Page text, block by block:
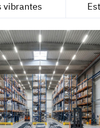
vibrantes